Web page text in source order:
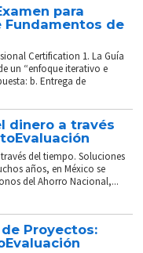
para
Fundamentos de
Certification 1. La Guía
un “enfoque iterativo e
b. Entrega de
dinero a través
del tiempo. Soluciones
años, en México se
del Ahorro Nacional,...
Proyectos: